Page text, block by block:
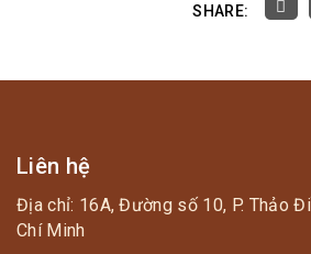
SHARE:
Liên hệ
Địa chỉ: 16A, Đường số 10, P. Thảo
Chí Minh